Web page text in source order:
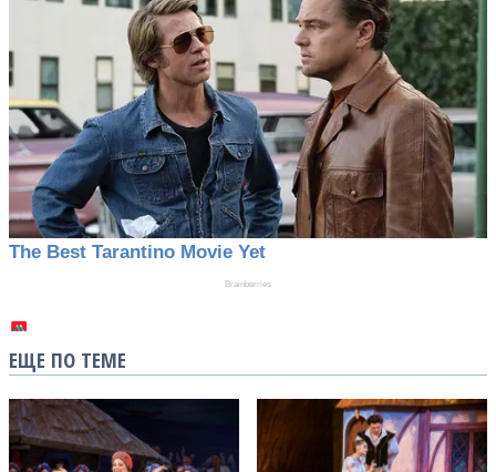
ЕЩЕ ПО ТЕМЕ